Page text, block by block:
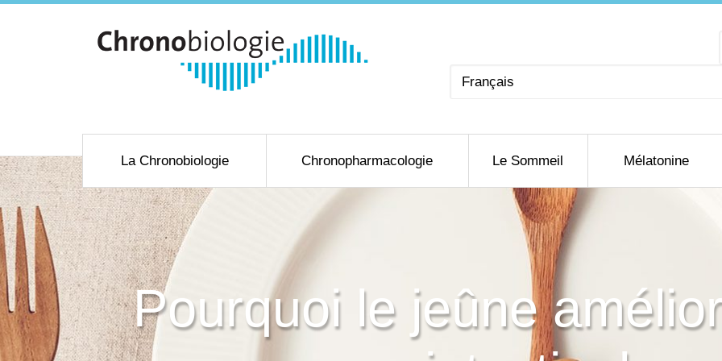
Choisir
La Chronobiologie Chronopharmacologie Le Sommeil Mélatonine
Pourquoi le jeûne